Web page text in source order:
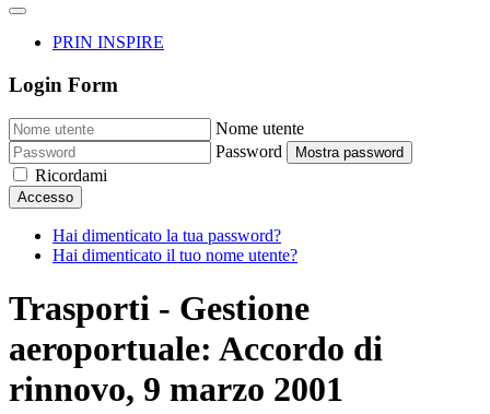
PRIN INSPIRE
Login Form
Nome utente
Password
Mostra password
Ricordami
Accesso
Hai dimenticato la tua password?
Hai dimenticato il tuo nome utente?
Trasporti - Gestione
aeroportuale: Accordo di
rinnovo, 9 marzo 2001